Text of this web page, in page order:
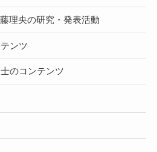
理央の研究・発表活動
ンツ
のコンテンツ